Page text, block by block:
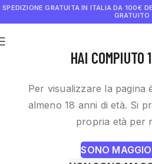
HAI COMPIUTO
Per visualizzare la pagina
almeno 18 anni di età. Si
propria età per
SONO
SPEDIZIONE GRATUITA IN ITALIA DA 100€
GRATUITO